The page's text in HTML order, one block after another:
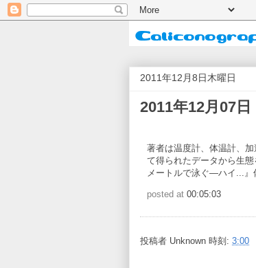
2011年12月8日木曜日
2011年12月07日
著者は温度計、体温計、
て得られたデータから生
メートルで泳ぐ―ハイ...
posted at 00:05:03
投稿者 Unknown 時刻: 3:00